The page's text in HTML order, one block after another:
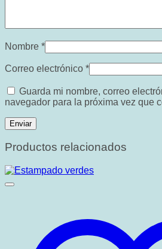
Nombre *
Correo electrónico *
Guarda mi nombre, correo
navegador para la próxima vez que
Productos relacionados